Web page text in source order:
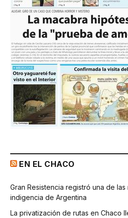
EN EL CHACO
Gran Resistencia registró una de
indigencia de Argentina
La privatización de rutas en Chaco